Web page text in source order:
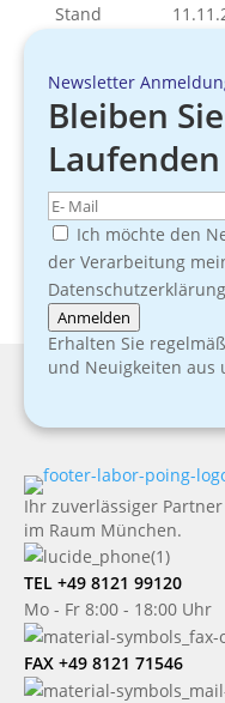
Stand
Newsletter
Bleiben
Laufenden
Ich möchte den
der Verarbeitung
Anmelden
Erhalten Sie
und Neuigkeiten aus
Ihr zuverlässiger
im Raum München.
TEL +49 8121 99120
Mo - Fr 8:00 - 18:00 Uhr
FAX +49 8121 71546